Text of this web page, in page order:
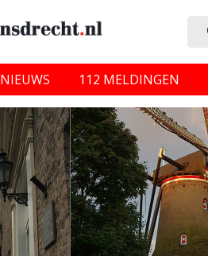
NIEUWS 112 MELDINGEN